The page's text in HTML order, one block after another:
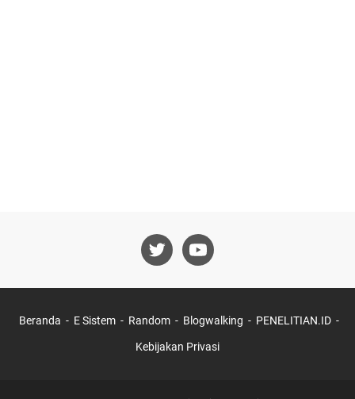
Beranda E Sistem Random Blogwalking PENELITIAN.ID
Kebijakan Privasi